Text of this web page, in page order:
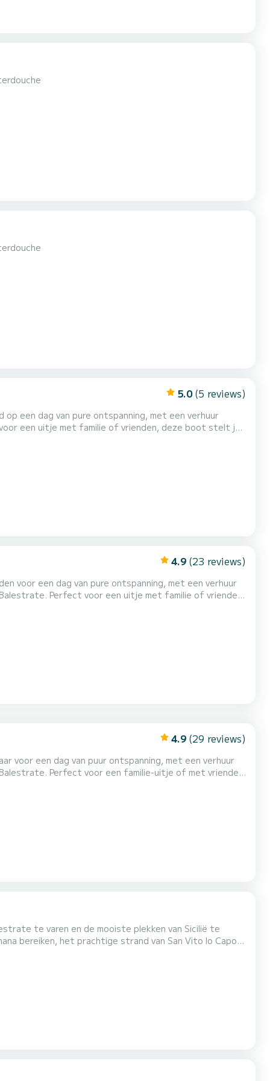
5.0 (5 reviews)
een dag van pure ontspanning, met een verhuur
een uitje met familie of vrienden, deze boot stelt je
water, adembenemende uitzichten en veel zon.
de pittoreske Tonnara di Scopello en zijn beroemde...
4.9 (23 reviews)
voor een dag van pure ontspanning, met een verhuur
Perfect voor een uitje met familie of vrienden,
met kristalhelder water, adembenemende
del Golfo, met de pittoreske Tonnara di...
4.9 (29 reviews)
Perfect voor een familie-uitje of met vrienden,
met kristalhelder water, adembenemende
te varen en de mooiste plekken van Sicilië te
bereiken, het prachtige strand van San Vito lo Capo,
boord vindt u vers fruit en een fles prosecco. De